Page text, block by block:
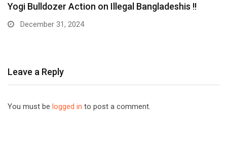
Huge: Digital Arrest Gang Busted – Maulana
Arrested…
Leave a Reply
You must be logged in to post a comment.